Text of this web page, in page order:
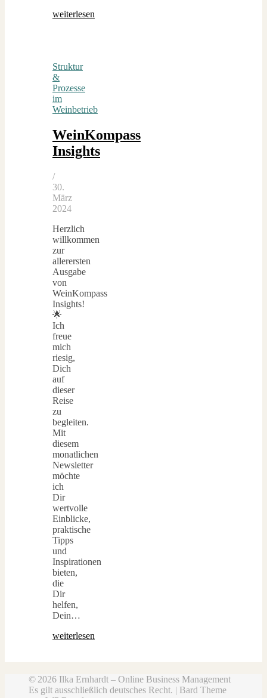
weiterlesen
Struktur
&
Prozesse
im
Weinbetrieb
WeinKompass
Insights
/
30.
März
2024
Herzlich
willkommen
zur
allerersten
Ausgabe
von
WeinKompass
Insights!
🌟
Ich
freue
mich
riesig,
Dich
auf
dieser
Reise
zu
begleiten.
Mit
diesem
monatlichen
Newsletter
möchte
ich
Dir
wertvolle
Einblicke,
praktische
Tipps
und
Inspirationen
bieten,
die
Dir
helfen,
Dein…
weiterlesen
© 2026 Ilka Ernhardt – Online Business Management
Es gilt ausschließlich deutsches Recht. | Bard Theme